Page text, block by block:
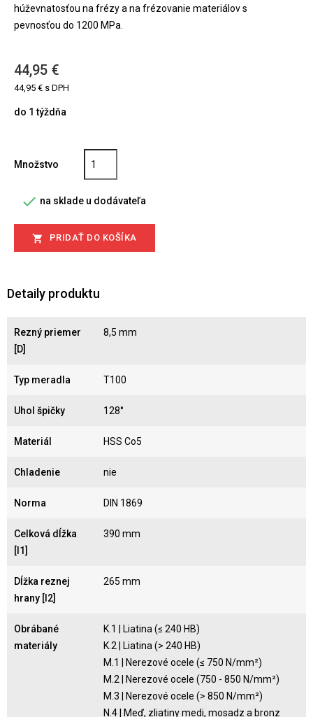
44,95 €
44,95 € s DPH
do 1 týždňa
Množstvo
 na sklade u dodávateľa
 PRIDAŤ DO KOŠÍKA
Detaily produktu
Rezný priemer
[D]
8,5 mm
Typ meradla T100
Uhol špičky 128°
Materiál HSS Co5
Chladenie nie
Norma DIN 1869
Celková dĺžka
[l1]
390 mm
Dĺžka reznej
hrany [l2]
265 mm
Obrábané
materiály
K.1 | Liatina (≤ 240 HB)
K.2 | Liatina (> 240 HB)
M.1 | Nerezové ocele (≤ 750 N/mm²)
M.2 | Nerezové ocele (750 - 850 N/mm²)
M.3 | Nerezové ocele (> 850 N/mm²)
N.4 | Meď, zliatiny medi, mosadz a bronz